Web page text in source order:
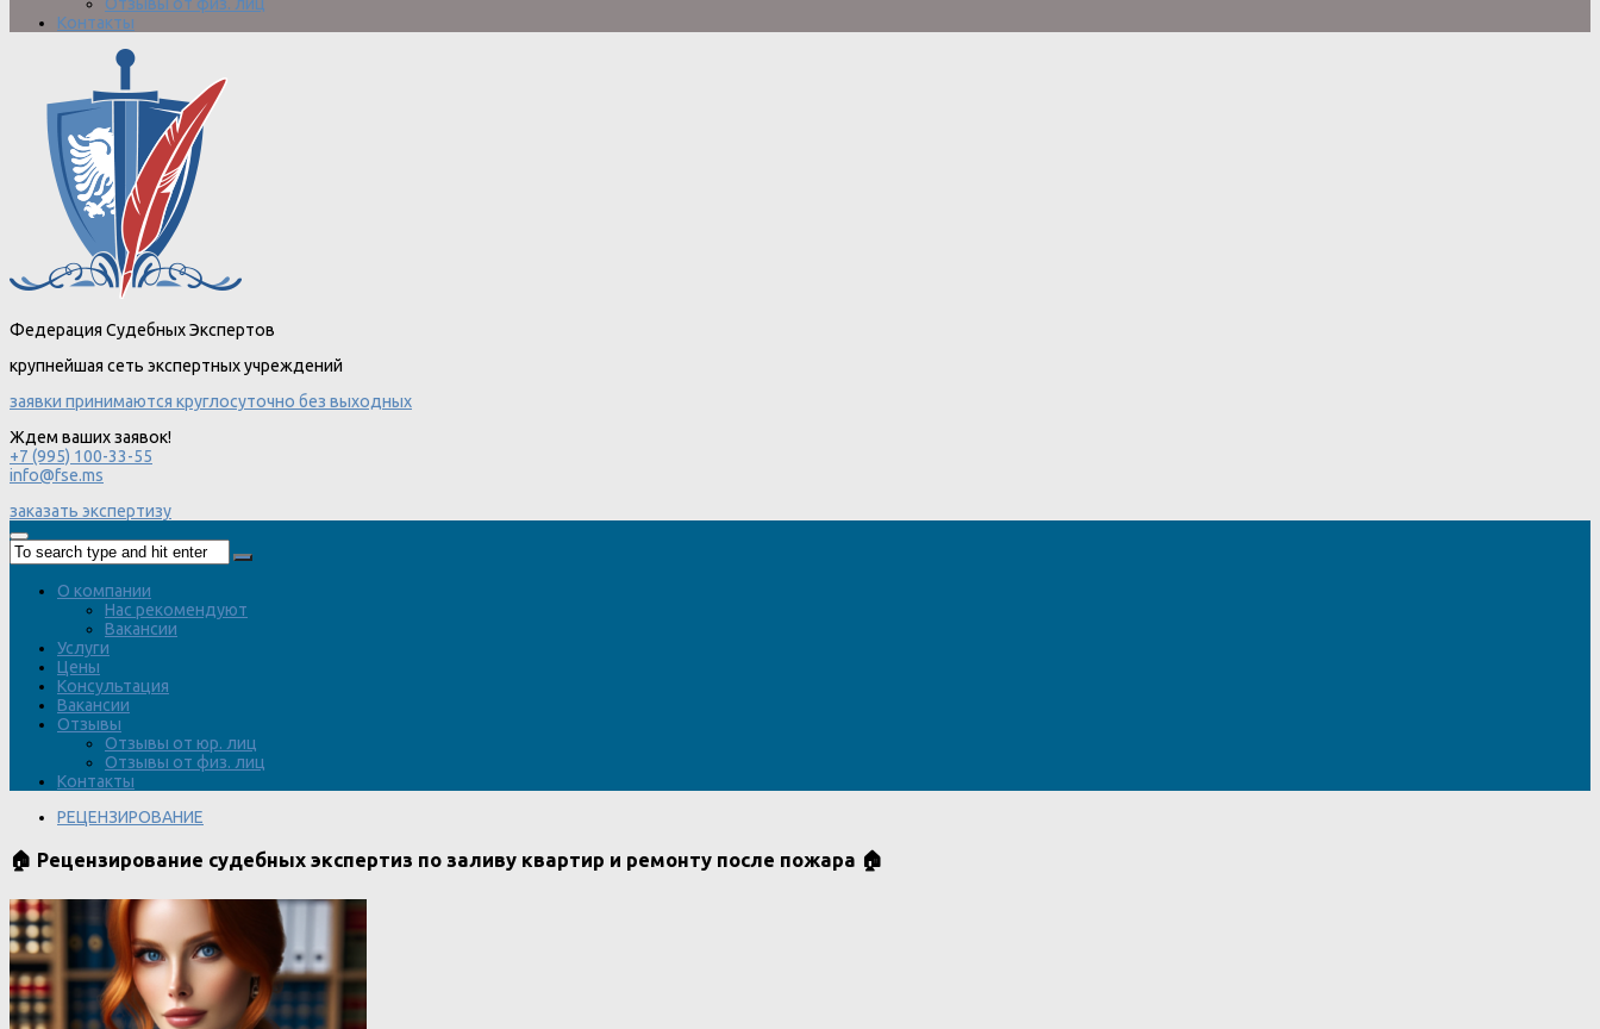
Отзывы от физ. лиц
Контакты
Федерация Судебных Экспертов
крупнейшая сеть экспертных учреждений
заявки принимаются круглосуточно без выходных
Ждем ваших заявок!
+7 (995) 100-33-55
info@fse.ms
заказать экспертизу
О компании
Нас рекомендуют
Вакансии
Услуги
Цены
Консультация
Вакансии
Отзывы
Отзывы от юр. лиц
Отзывы от физ. лиц
Контакты
РЕЦЕНЗИРОВАНИЕ
🏠 Рецензирование судебных экспертиз по заливу квартир и ремонту после пожара 🏠